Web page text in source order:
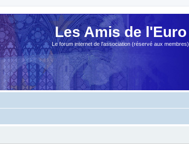
Les Amis de l'Euro
Le forum internet de l'association (réservé aux membres)